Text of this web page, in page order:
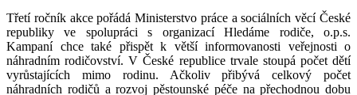
Třetí ročník akce pořádá Ministerstvo práce a sociálních věcí České
republiky ve spolupráci s organizací Hledáme rodiče, o.p.s.
Kampaní chce také přispět k větší informovanosti veřejnosti o
náhradním rodičovství. V České republice trvale stoupá počet dětí
vyrůstajících mimo rodinu. Ačkoliv přibývá celkový počet
náhradních rodičů a rozvoj pěstounské péče na přechodnou dobu